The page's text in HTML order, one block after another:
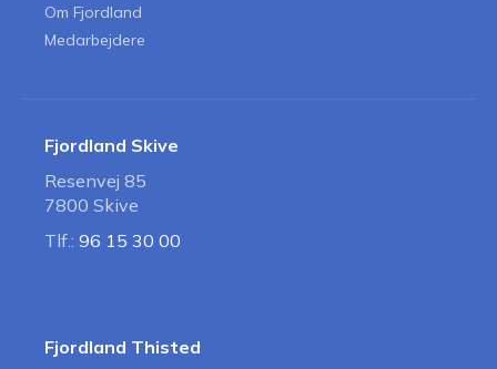
Om Fjordland
Medarbejdere
Fjordland Skive
Resenvej 85
7800 Skive
Tlf.: 96 15 30 00
Fjordland Thisted